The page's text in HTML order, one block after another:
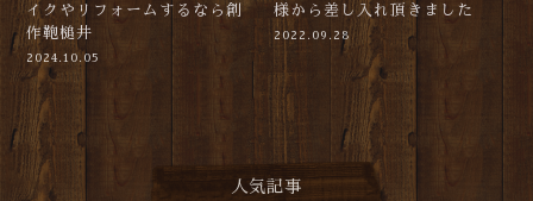
イクやリフォームするなら創
作鞄槌井
2024.10.05
様から差し入れ頂きました
2022.09.28
人気記事